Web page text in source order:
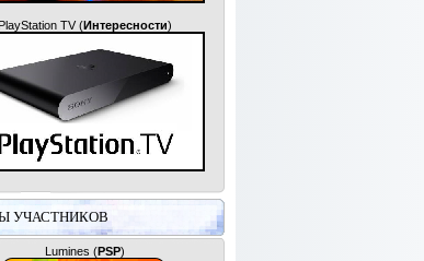
PlayStation TV(Интересности)
УЧАСТНИКОВ
Lumines (PSP)